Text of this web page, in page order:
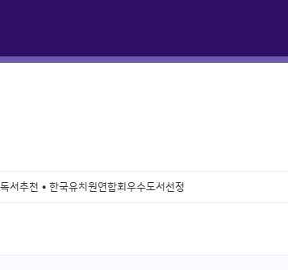
서추천 • 한국유치원연합회우수도서선정